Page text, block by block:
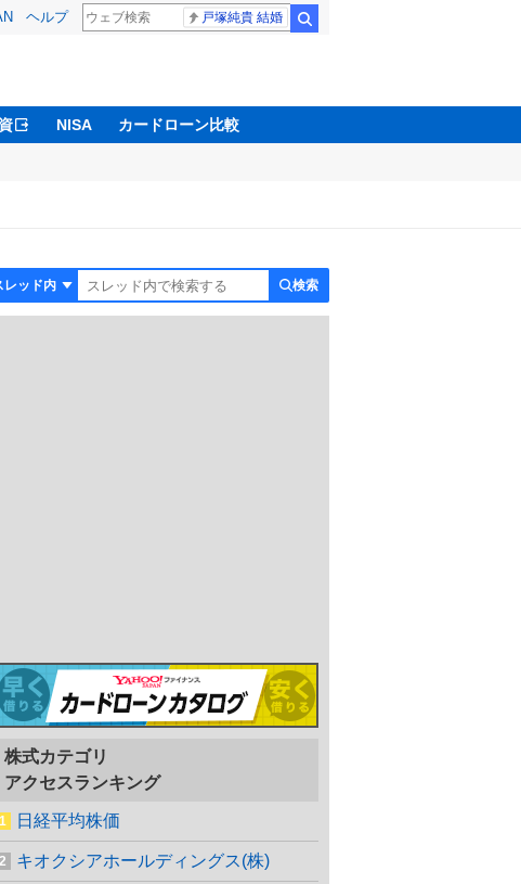
ヘルプ 戸塚純貴 結婚
NISA カードローン比較
検索
株式カテゴリ
アクセスランキング
日経平均株価
キオクシアホールディングス(株)